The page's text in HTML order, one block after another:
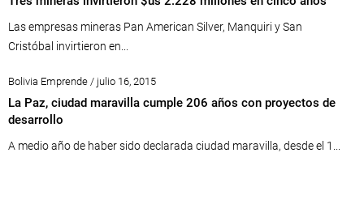
Las empresas mineras Pan American Silver, Manquiri y San
Cristóbal invirtieron en...
Bolivia Emprende / julio 16, 2015
La Paz, ciudad maravilla cumple 206 años con proyectos de
desarrollo
A medio año de haber sido declarada ciudad maravilla, desde el 1...